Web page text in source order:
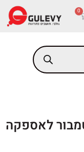
0
לאספקה